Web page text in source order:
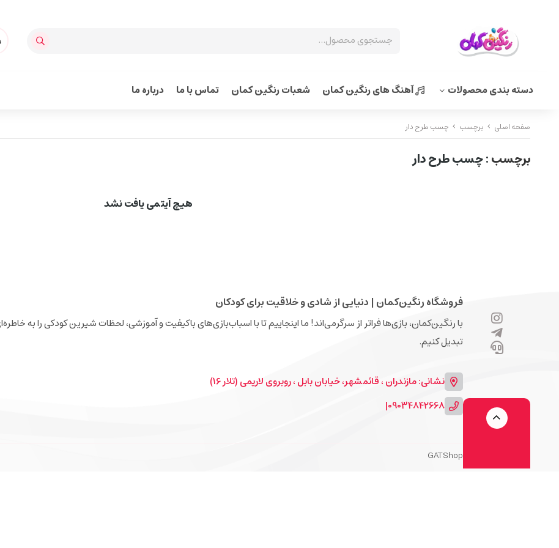
دسته بندی محصولات آهنگ های رنگین کمان شعبات رنگین کمان تماس با ما درباره ما
صفحه اصلی برچسب چسب طرح دار
برچسب: چسب طرح دار
هیچ آیتمی یافت نشد
فروشگاه رنگین‌کمان | دنیایی از شادی و خلاقیت برای کودکان
با رنگین‌کمان، بازی‌ها فراتر از سرگرمی‌اند! ما اینجاییم تا با اسباب‌بازی‌های باکیفیت و آموزشی، لحظات شیرین کودکی را به
تبدیل کنیم.
نشانی: مازندران ، قائمشهر، خیابان بابل ، روبروی لاریمی (تلار ۱۶)
09034842668
|
GATShop